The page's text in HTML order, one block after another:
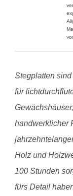
Stegplatten
für
handwerklicher
Holz und
100 Stunden
fürs Detail